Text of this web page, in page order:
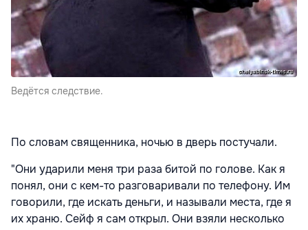
Ведётся следствие.
По словам священника, ночью в дверь постучали.
"Они ударили меня три раза битой по голове. Как я
понял, они с кем-то разговаривали по телефону. Им
говорили, где искать деньги, и называли места, где я
их храню. Сейф я сам открыл. Они взяли несколько